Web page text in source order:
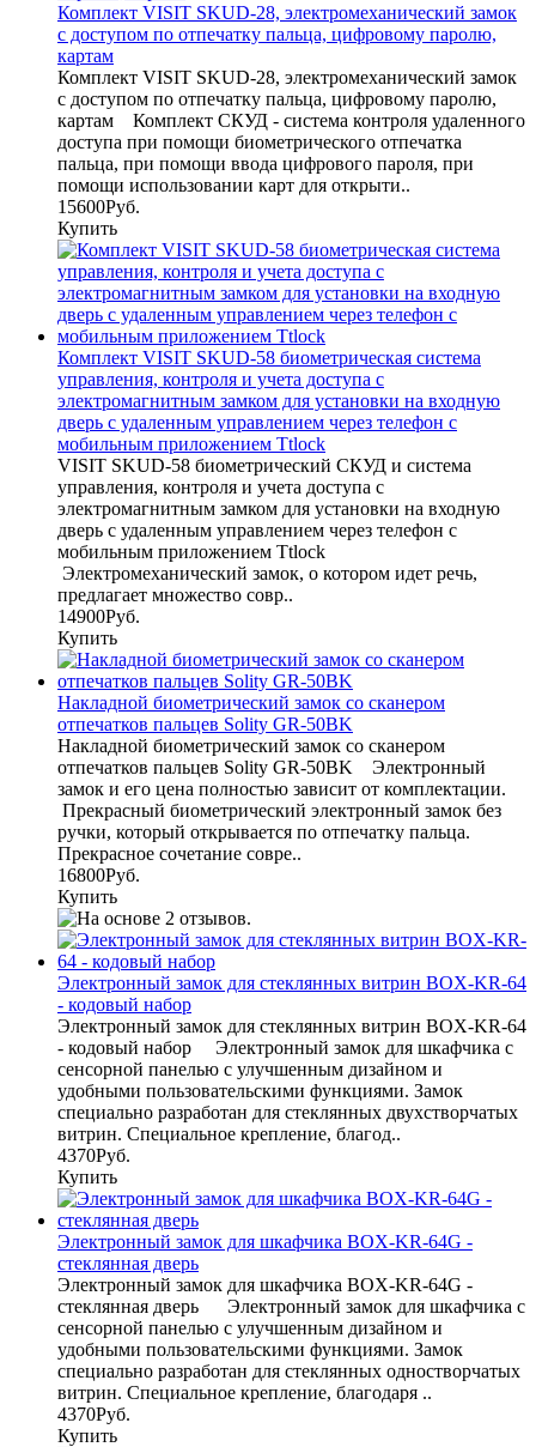
Комплект VISIT SKUD-28, электромеханический замок
с доступом по отпечатку пальца, цифровому паролю,
картам
Комплект VISIT SKUD-28, электромеханический замок
с доступом по отпечатку пальца, цифровому паролю,
картам Комплект СКУД - система контроля удаленного
доступа при помощи биометрического отпечатка
пальца, при помощи ввода цифрового пароля, при
помощи использовании карт для открыти..
15600Руб.
Купить
Комплект VISIT SKUD-58 биометрическая система
управления, контроля и учета доступа с
электромагнитным замком для установки на входную
дверь с удаленным управлением через телефон с
мобильным приложением Ttlock
VISIT SKUD-58 биометрический СКУД и система
управления, контроля и учета доступа с
электромагнитным замком для установки на входную
дверь с удаленным управлением через телефон с
мобильным приложением Ttlock
Электромеханический замок, о котором идет речь,
предлагает множество совр..
14900Руб.
Купить
Накладной биометрический замок со сканером
отпечатков пальцев Solity GR-50BK
Накладной биометрический замок со сканером
отпечатков пальцев Solity GR-50BK Электронный
замок и его цена полностью зависит от комплектации.
Прекрасный биометрический электронный замок без
ручки, который открывается по отпечатку пальца.
Прекрасное сочетание совре..
16800Руб.
Купить
Электронный замок для стеклянных витрин BOX-KR-64
- кодовый набор
Электронный замок для стеклянных витрин BOX-KR-64
- кодовый набор Электронный замок для шкафчика с
сенсорной панелью с улучшенным дизайном и
удобными пользовательскими функциями. Замок
специально разработан для стеклянных двухстворчатых
витрин. Специальное крепление, благод..
4370Руб.
Купить
Электронный замок для шкафчика BOX-KR-64G -
стеклянная дверь
Электронный замок для шкафчика BOX-KR-64G -
стеклянная дверь Электронный замок для шкафчика с
сенсорной панелью с улучшенным дизайном и
удобными пользовательскими функциями. Замок
специально разработан для стеклянных одностворчатых
витрин. Специальное крепление, благодаря ..
4370Руб.
Купить